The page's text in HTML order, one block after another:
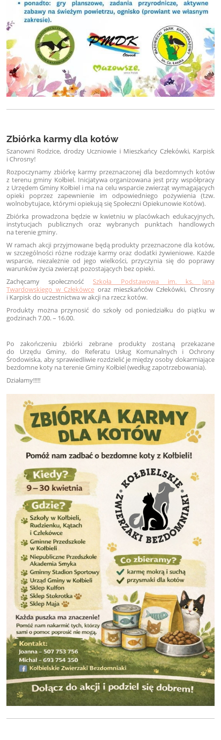
Zbiórka karmy dla kotów
Szanowni Rodzice, drodzy Uczniowie i Mieszkańcy Człekówki, Karpisk
i Chrosny!
Rozpoczynamy zbiórkę karmy przeznaczonej dla bezdomnych kotów
z terenu gminy Kołbiel. Inicjatywa organizowana jest przy współpracy
z Urzędem Gminy Kołbiel i ma na celu wsparcie zwierząt wymagających
opieki poprzez zapewnienie im odpowiedniego pożywienia (tzw.
wolnobytujace, którymi opiekują się Społeczni Opiekunowie Kotów).
Zbiórka prowadzona będzie w kwietniu w placówkach edukacyjnych,
instytucjach publicznych oraz wybranych punktach handlowych
na terenie gminy.
W ramach akcji przyjmowane będą produkty przeznaczone dla kotów,
w szczególności różne rodzaje karmy oraz dodatki żywieniowe. Każde
wsparcie, niezależnie od jego wielkości, przyczynia się do poprawy
warunków życia zwierząt pozostających bez opieki.
Zachęcamy społeczność Szkoła Podstawowa im. ks. Jana
Twardowskiego w Człekówce oraz mieszkańców Człekówki, Chrosny
i Karpisk do uczestnictwa w akcji na rzecz kotów.
Produkty można przynosić do szkoły od poniedziałku do piątku w
godzinach 7.00. – 16.00.
Po zakończeniu zbiórki zebrane produkty zostaną przekazane
do Urzędu Gminy, do Referatu Usług Komunalnych i Ochrony
Środowiska, aby sprawiedliwie rozdzielić je między osoby dokarmiające
bezdomne koty na terenie Gminy Kołbiel (według zapotrzebowania).
Działamy!!!!!